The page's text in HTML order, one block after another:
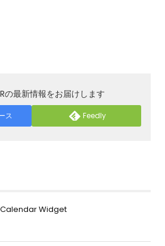
の最新情報をお届けします
ス Feedly
Widget